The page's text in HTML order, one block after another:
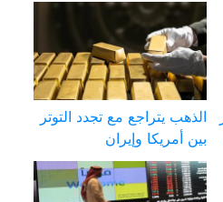
الذهب يتراجع مع تجدد التوتر
بين أمريكا وإيران